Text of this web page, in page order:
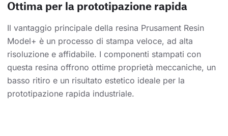
Ottima per la prototipazione rapida
Il vantaggio principale della resina Prusament Resin
Model+ è un processo di stampa veloce, ad alta
risoluzione e affidabile. I componenti stampati con
questa resina offrono ottime proprietà meccaniche, un
basso ritiro e un risultato estetico ideale per la
prototipazione rapida industriale.